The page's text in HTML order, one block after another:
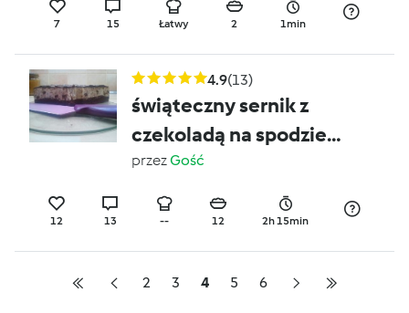
7 15 Łatwy 2 1min
4.9(13)
świąteczny sernik z
czekoladą na spodzie
brownies
przezGość
12 13 -- 12 2h 15min
2 3 4 5 6